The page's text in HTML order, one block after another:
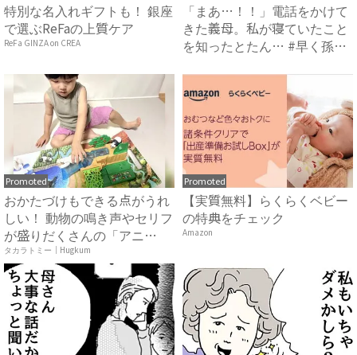
特別な名入れギフトも！ 銀座
で選ぶReFaの上質ケア
ReFa GINZA on CREA
「まあ…！！」電話をかけて
きた義母。私が寝ていたこと
を知ったとたん… #早く孫
Promoted
おかたづけもできる点がうれ
しい！ 動物の鳴き声やセリフ
が盛りだくさんの「アニ
ア ...
タカラトミー｜Hugkum
Promoted
【実質無料】らくらくベビー
の特典をチェック
Amazon